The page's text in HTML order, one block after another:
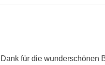
für die wunderschönen